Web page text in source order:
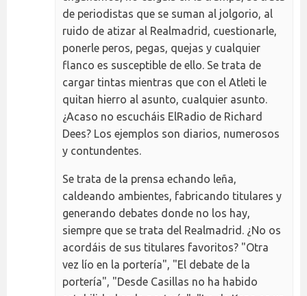
de periodistas que se suman al jolgorio, al
ruido de atizar al Realmadrid, cuestionarle,
ponerle peros, pegas, quejas y cualquier
flanco es susceptible de ello. Se trata de
cargar tintas mientras que con el Atleti le
quitan hierro al asunto, cualquier asunto.
¿Acaso no escucháis ElRadio de Richard
Dees? Los ejemplos son diarios, numerosos
y contundentes.
Se trata de la prensa echando leña,
caldeando ambientes, fabricando titulares y
generando debates donde no los hay,
siempre que se trata del Realmadrid. ¿No os
acordáis de sus titulares favoritos? "Otra
vez lío en la portería", "El debate de la
portería", "Desde Casillas no ha habido